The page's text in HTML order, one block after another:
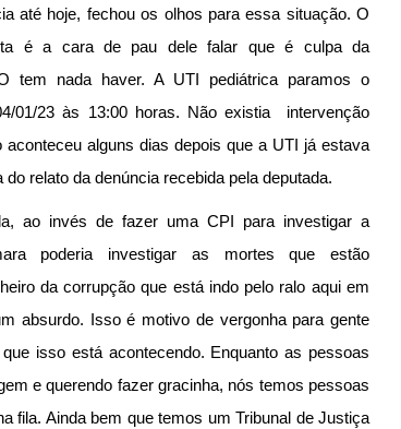
até hoje, fechou os olhos para essa situação. O
é a cara de pau dele falar que é culpa da
tem nada haver. A UTI pediátrica paramos o
01/23 às 13:00 horas. Não existia  intervenção
aconteceu alguns dias depois que a UTI já estava
do relato da denúncia recebida pela deputada.
ao invés de fazer uma CPI para investigar a
poderia investigar as mortes que estão
da corrupção que está indo pelo ralo aqui em
absurdo. Isso é motivo de vergonha para gente
isso está acontecendo. Enquanto as pessoas
e querendo fazer gracinha, nós temos pessoas
fila. Ainda bem que temos um Tribunal de Justiça